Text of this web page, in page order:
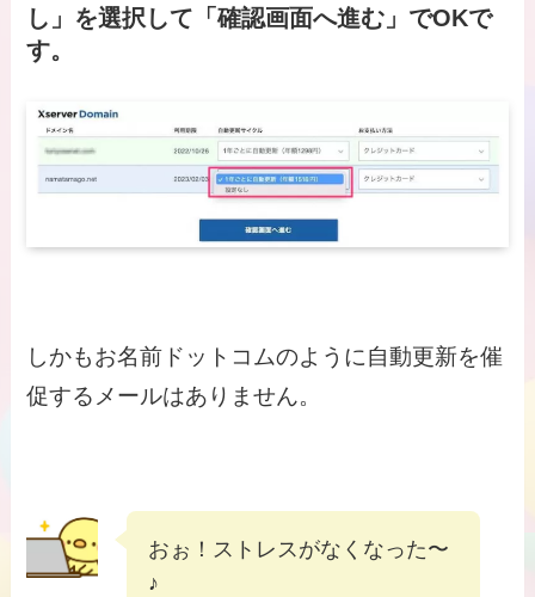
し」を選択して「確認画面へ進む」でOKで
す。
しかもお名前ドットコムのように自動更新を催
促するメールはありません。
おぉ！ストレスがなくなった〜
♪